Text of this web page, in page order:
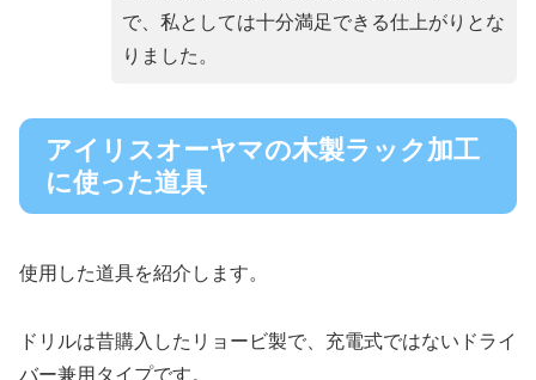
で、私としては十分満足できる仕上がりとな
りました。
アイリスオーヤマの木製ラック加工
に使った道具
使用した道具を紹介します。
ドリルは昔購入したリョービ製で、充電式ではないドライ
バー兼用タイプです。